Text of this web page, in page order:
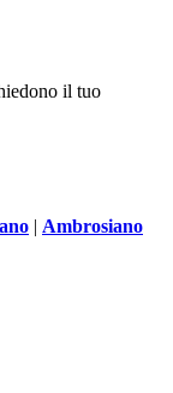
il tuo
| Ambrosiano